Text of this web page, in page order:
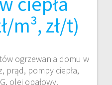
m³, zł/t)
ogrzewania domu w
prąd, pompy ciepła,
olej opałowy.